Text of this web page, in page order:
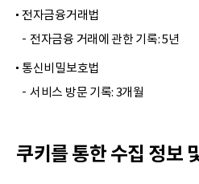
전자금융거래법
전자금융 거래에 관한 기록: 5년
통신비밀보호법
서비스 방문 기록: 3개월
쿠키를 통한 수집 정보